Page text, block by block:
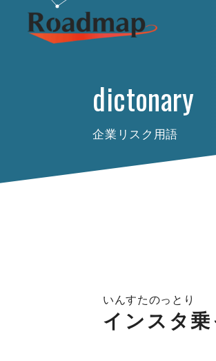
dictonary
企業リスク用語
いんすたのっとり
インスタ